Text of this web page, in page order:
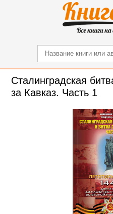
Сталинградская
за Кавказ. Часть 1